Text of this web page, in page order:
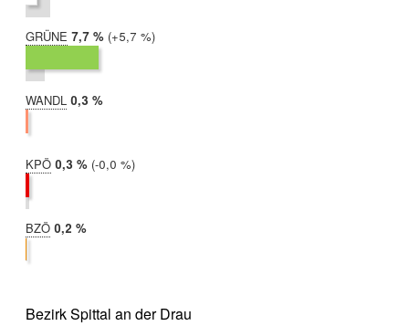
GRÜNE 2019:
7,7 %
2017:
2,0 %
Differenz:
+5,7 %
WANDL 2019:
0,3 %
KPÖ 2019:
0,3 %
2017:
0,4 %
Differenz:
-0,0 %
BZÖ 2019:
0,2 %
Bezirk Spittal an der Drau